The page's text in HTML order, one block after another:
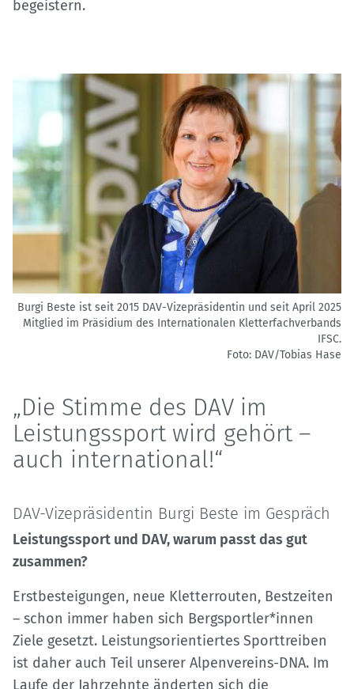
begeistern.
Burgi Beste ist seit 2015 DAV-Vizepräsidentin und seit April 2025
Mitglied im Präsidium des Internationalen Kletterfachverbands
IFSC.
Foto: DAV/Tobias Hase
„Die Stimme des DAV im
Leistungssport wird gehört –
auch international!“
DAV-Vizepräsidentin Burgi Beste im Gespräch
Leistungssport und DAV, warum passt das gut
zusammen?
Erstbesteigungen, neue Kletterrouten, Bestzeiten
– schon immer haben sich Bergsportler*innen
Ziele gesetzt. Leistungsorientiertes Sporttreiben
ist daher auch Teil unserer Alpenvereins-DNA. Im
Laufe der Jahrzehnte änderten sich die